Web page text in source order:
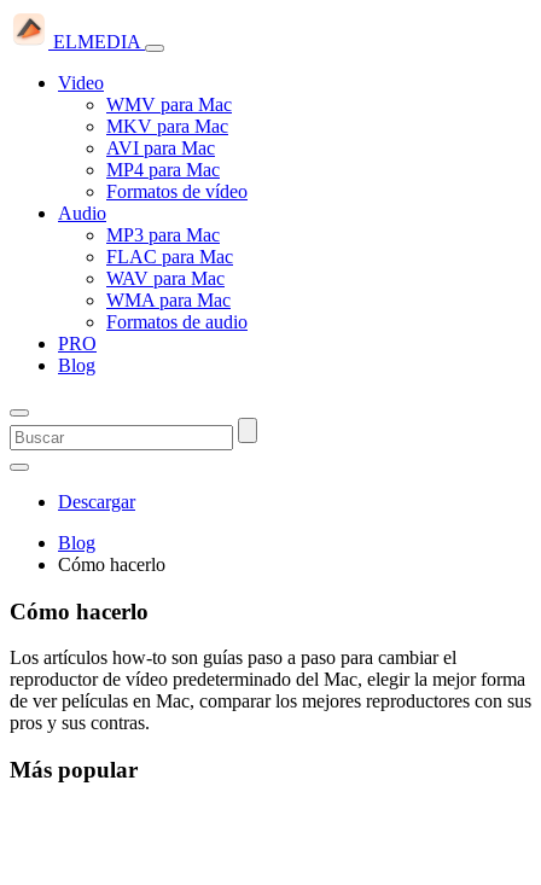
ELMEDIA
Video
WMV para Mac
MKV para Mac
AVI para Mac
MP4 para Mac
Formatos de vídeo
Audio
MP3 para Mac
FLAC para Mac
WAV para Mac
WMA para Mac
Formatos de audio
PRO
Blog
Descargar
Blog
Cómo hacerlo
Cómo hacerlo
Los artículos how-to son guías paso a paso para cambiar el
reproductor de vídeo predeterminado del Mac, elegir la mejor forma
de ver películas en Mac, comparar los mejores reproductores con sus
pros y sus contras.
Más popular